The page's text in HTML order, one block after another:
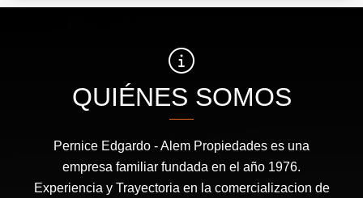
QUIÉNES SOMOS
Pernice Edgardo - Alem Propiedades es una
empresa familiar fundada en el año 1976.
Experiencia y Trayectoria en la comercializacion de